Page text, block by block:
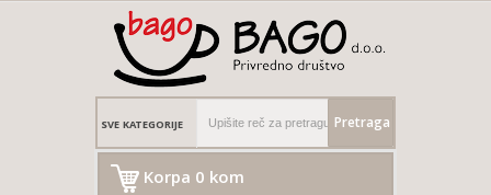
Pretraga
Korpa 0 kom